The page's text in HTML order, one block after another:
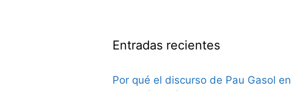
Entradas recientes
Por qué el discurso de Pau Gasol